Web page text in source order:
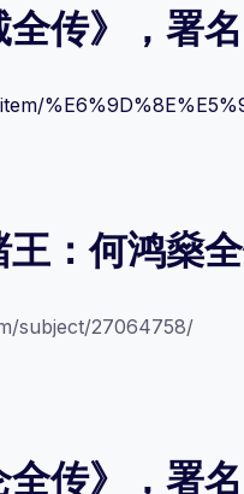
传》，署
：何鸿燊
subject/27064758/
传》，署